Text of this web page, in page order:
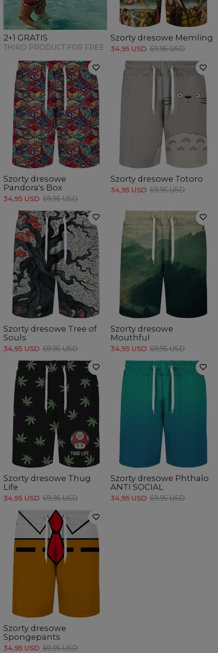
2+1 GRATIS
THIRD PRODUCT FOR FREE
Szorty dresowe Memling
34,95 USD 69,95 USD
Szorty dresowe
Pandora's Box
34,95 USD 69,95 USD
Szorty dresowe Totoro
34,95 USD 69,95 USD
Szorty dresowe Tree of
Souls
34,95 USD 69,95 USD
Szorty dresowe
Mouthful
34,95 USD 69,95 USD
Szorty dresowe Thug
Life
34,95 USD 69,95 USD
Szorty dresowe Phthalo
ANTI SOCIAL
34,95 USD 69,95 USD
Szorty dresowe
Spongepants
34,95 USD 69,95 USD